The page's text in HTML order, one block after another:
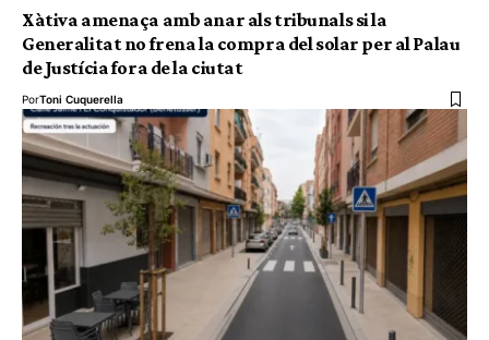
Xàtiva amenaça amb anar als tribunals si la
Generalitat no frena la compra del solar per al Palau
de Justícia fora de la ciutat
PorToni Cuquerella